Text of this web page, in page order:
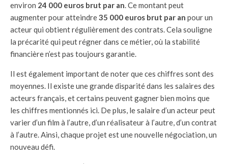
environ 24 000 euros brut par an. Ce montant peut
augmenter pour atteindre35 000 euros brut par an pour un
acteur qui obtient régulièrement des contrats. Cela souligne
la précarité qui peut régner dans ce métier, où la stabilité
financière n’est pas toujours garantie.
Il est également important de noter que ces chiffres sont des
moyennes. Il existe une grande disparité dans les salaires des
acteurs français, et certains peuvent gagner bien moins que
les chiffres mentionnés ici. De plus, le salaire d’un acteur peut
varier d’un film à l’autre, d’un réalisateur à l’autre, d’un contrat
à l’autre. Ainsi, chaque projet est une nouvelle négociation, un
nouveau défi.